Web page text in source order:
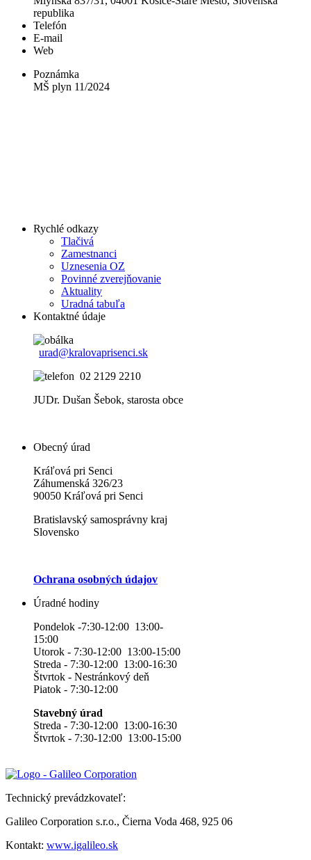
republika
Telefón
E-mail
Web
Poznámka
MŠ plyn 11/2024
Rychlé odkazy
Tlačivá
Zamestnanci
Uznesenia OZ
Povinné zverejňovanie
Aktuality
Uradná tabuľa
Kontaktné údaje
urad@kralovaprisenci.sk
02 2129 2210
JUDr. Dušan Šebok, starosta obce
Obecný úrad
Kráľová pri Senci
Záhumenská 326/23
90050 Kráľová pri Senci
Bratislavský samosprávny kraj
Slovensko
Ochrana osobných údajov
Úradné hodiny
Pondelok -7:30-12:00 13:00-
15:00
Utorok - 7:30-12:00 13:00-15:00
Streda - 7:30-12:00 13:00-16:30
Štvrtok - Nestránkový deň
Piatok - 7:30-12:00
Stavebný úrad
Streda - 7:30-12:00 13:00-16:30
Štvrtok - 7:30-12:00 13:00-15:00
Technický prevádzkovateľ:
Galileo Corporation s.r.o., Čierna Voda 468, 925 06
Kontakt: www.igalileo.sk